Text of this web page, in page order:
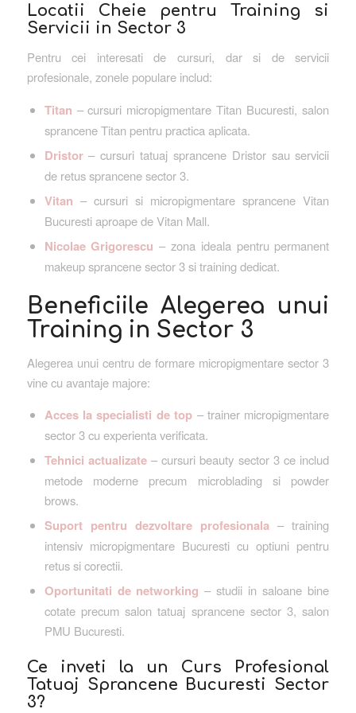
Locatii Cheie pentru Training si
Servicii in Sector 3
Pentru cei interesati de cursuri, dar si de servicii
profesionale, zonele populare includ:
Titan – cursuri micropigmentare Titan Bucuresti, salon
sprancene Titan pentru practica aplicata.
Dristor– cursuri tatuaj sprancene Dristor sau servicii
de retus sprancene sector 3.
Vitan – cursuri si micropigmentare sprancene Vitan
Bucuresti aproape de Vitan Mall.
Nicolae Grigorescu – zona ideala pentru permanent
makeup sprancene sector 3 si training dedicat.
Beneficiile Alegerea unui
Training in Sector 3
Alegerea unui centru de formare micropigmentare sector 3
vine cu avantaje majore:
Acces la specialisti de top – trainer micropigmentare
sector 3 cu experienta verificata.
Tehnici actualizate– cursuri beauty sector 3 ce includ
metode moderne precum microblading si powder
brows.
Suport pentru dezvoltare profesionala – training
intensiv micropigmentare Bucuresti cu optiuni pentru
retus si corectii.
Oportunitati de networking – studii in saloane bine
cotate precum salon tatuaj sprancene sector 3, salon
PMU Bucuresti.
Ce inveti la un Curs Profesional
Tatuaj Sprancene Bucuresti Sector
3?